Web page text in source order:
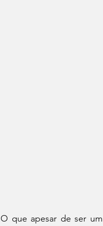
O que apesar de ser